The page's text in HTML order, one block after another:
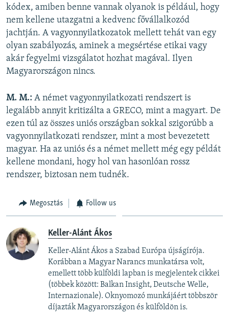
kódex, amiben benne vannak olyanok is például, hogy
nem kellene utazgatni a kedvenc fővállalkozód
jachtján. A vagyonnyilatkozatok mellett tehát van egy
olyan szabályozás, aminek a megsértése etikai vagy
akár fegyelmi vizsgálatot hozhat magával. Ilyen
Magyarországon nincs.
M. M.: A német vagyonnyilatkozati rendszert is
legalább annyit kritizálta a GRECO, mint a magyart. De
ezen túl az összes uniós országban sokkal szigorúbb a
vagyonnyilatkozati rendszer, mint a most bevezetett
magyar. Ha az uniós és a német mellett még egy példát
kellene mondani, hogy hol van hasonlóan rossz
rendszer, biztosan nem tudnék.
Megosztás Follow us
Keller-Alánt Ákos
Keller-Alánt Ákos a Szabad Európa újságírója.
Korábban a Magyar Narancs munkatársa volt,
emellett több külföldi lapban is megjelentek cikkei
(többek között: Balkan Insight, Deutsche Welle,
Internazionale). Oknyomozó munkájáért többször
díjazták Magyarországon és külföldön is.